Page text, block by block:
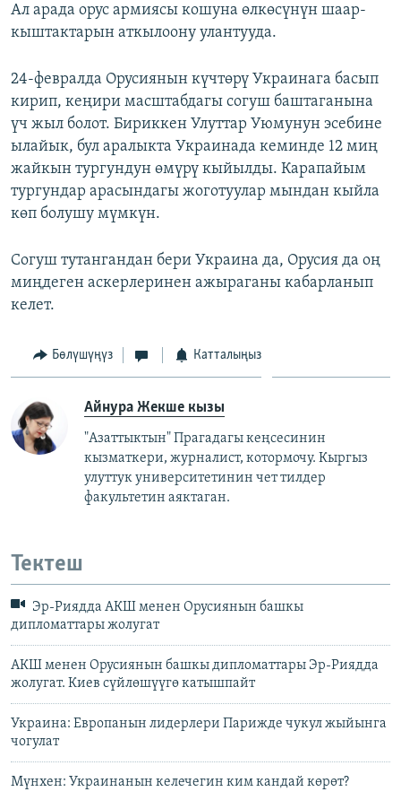
Ал арада орус армиясы кошуна өлкөсүнүн шаар-
кыштактарын аткылоону улантууда.
24-февралда Орусиянын күчтөрү Украинага басып
кирип, кеңири масштабдагы согуш баштаганына
үч жыл болот. Бириккен Улуттар Уюмунун эсебине
ылайык, бул аралыкта Украинада кеминде 12 миң
жайкын тургундун өмүрү кыйылды. Карапайым
тургундар арасындагы жоготуулар мындан кыйла
көп болушу мүмкүн.
Согуш тутангандан бери Украина да, Орусия да оң
миңдеген аскерлеринен ажыраганы кабарланып
келет.
Бөлүшүңүз Катталыңыз
Айнура Жекше кызы
"Азаттыктын" Прагадагы кеңсесинин
кызматкери, журналист, котормочу. Кыргыз
улуттук университетинин чет тилдер
факультетин аяктаган.
Тектеш
Эр-Риядда АКШ менен Орусиянын башкы
дипломаттары жолугат
АКШ менен Орусиянын башкы дипломаттары Эр-Риядда
жолугат. Киев сүйлөшүүгө катышпайт
Украина: Европанын лидерлери Парижде чукул жыйынга
чогулат
Мүнхен: Украинанын келечегин ким кандай көрөт?